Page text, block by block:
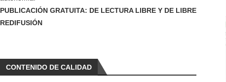
PUBLICACIÓN GRATUITA: DE LECTURA LIBRE Y DE LIBRE
REDIFUSIÓN
CONTENIDO DE CALIDAD